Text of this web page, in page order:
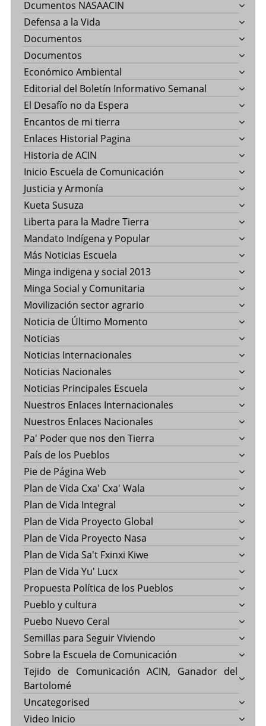
Dcumentos NASAACIN
Defensa a la Vida
Documentos
Documentos
Económico Ambiental
Editorial del Boletín Informativo Semanal
El Desafío no da Espera
Encantos de mi tierra
Enlaces Historial Pagina
Historia de ACIN
Inicio Escuela de Comunicación
Justicia y Armonía
Kueta Susuza
Liberta para la Madre Tierra
Mandato Indígena y Popular
Más Noticias Escuela
Minga indigena y social 2013
Minga Social y Comunitaria
Movilización sector agrario
Noticia de Último Momento
Noticias
Noticias Internacionales
Noticias Nacionales
Noticias Principales Escuela
Nuestros Enlaces Internacionales
Nuestros Enlaces Nacionales
Pa' Poder que nos den Tierra
País de los Pueblos
Pie de Página Web
Plan de Vida Cxa' Cxa' Wala
Plan de Vida Integral
Plan de Vida Proyecto Global
Plan de Vida Proyecto Nasa
Plan de Vida Sa't Fxinxi Kiwe
Plan de Vida Yu' Lucx
Propuesta Política de los Pueblos
Pueblo y cultura
Puebo Nuevo Ceral
Semillas para Seguir Viviendo
Sobre la Escuela de Comunicación
Tejido de Comunicación ACIN, Ganador del
Bartolomé
Uncategorised
Video Inicio